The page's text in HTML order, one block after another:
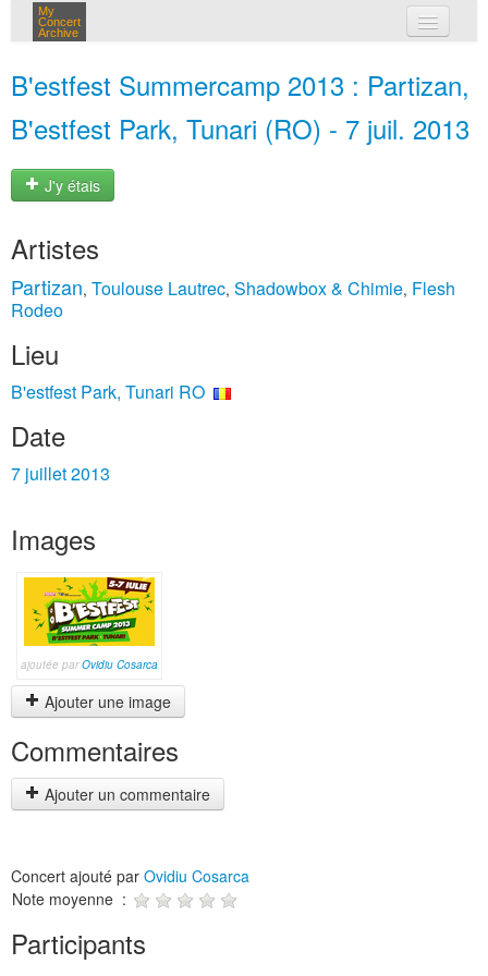
My
Concert
Archive
B'estfest Summercamp 2013 : Partizan,
B'estfest Park, Tunari (RO) - 7 juil. 2013
J'y étais
Artistes
Partizan, Toulouse Lautrec, Shadowbox & Chimie, Flesh
Rodeo
Lieu
B'estfest Park, Tunari RO
Date
7 juillet 2013
Images
ajoutée parOvidiu Cosarca
Ajouter une image
Commentaires
Ajouter un commentaire
Concert ajouté par Ovidiu Cosarca
Note moyenne :
Participants